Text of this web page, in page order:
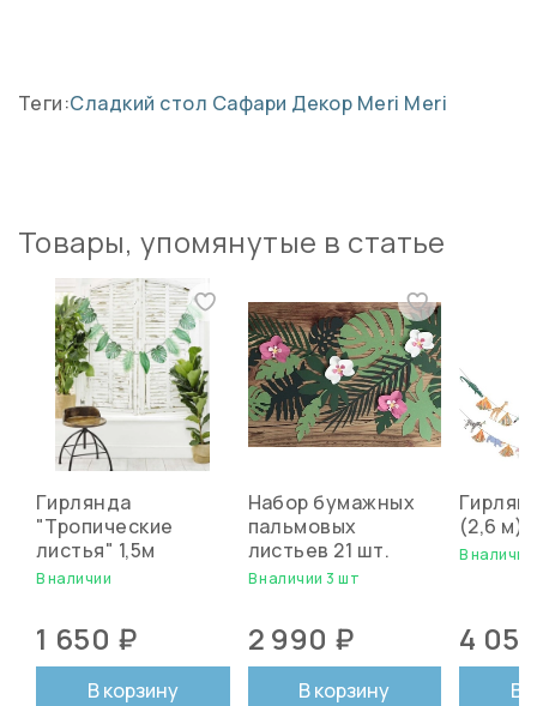
Теги:Сладкий стол Сафари Декор Meri Meri
Товары, упомянутые в статье
Гирлянда
"Тропические
листья" 1,5м
В наличии
1 650 ₽
В корзину
Набор бумажных
пальмовых
листьев 21 шт.
В наличии 3 шт
2 990 ₽
В корзину
(2,6 м)
В
4
В